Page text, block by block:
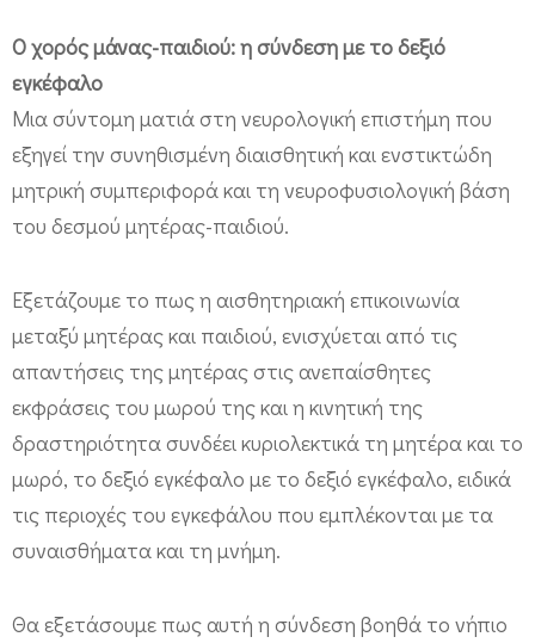
ο
Μ
η
τ
ρ
ι
ο
ύ
η
λ
α
σ
ο
Ο χορός μάνας-παιδιού: η σύνδεση με το δεξιό
εγκέφαλο
Μια σύντομη ματιά στη νευρολογική επιστήμη που
εξηγεί την συνηθισμένη διαισθητική και ενστικτώδη
μητρική συμπεριφορά και τη νευροφυσιολογική βάση
του δεσμού μητέρας-παιδιού.
Εξετάζουμε το πως η αισθητηριακή επικοινωνία
μεταξύ μητέρας και παιδιού, ενισχύεται από τις
απαντήσεις της μητέρας στις ανεπαίσθητες
εκφράσεις του μωρού της και η κινητική της
δραστηριότητα συνδέει κυριολεκτικά τη μητέρα και το
μωρό, το δεξιό εγκέφαλο με το δεξιό εγκέφαλο, ειδικά
τις περιοχές του εγκεφάλου που εμπλέκονται με τα
συναισθήματα και τη μνήμη.
Θα εξετάσουμε πως αυτή η σύνδεση βοηθά το νήπιο